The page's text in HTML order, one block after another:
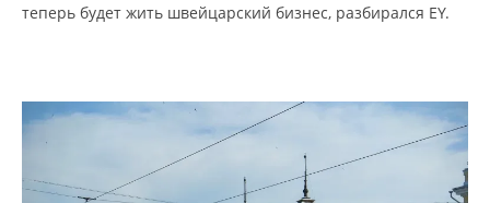
теперь будет жить швейцарский бизнес, разбирался EY.